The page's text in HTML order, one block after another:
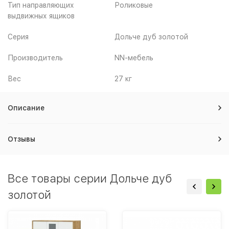
Тип направляющих
выдвижных ящиков
Роликовые
Серия Дольче дуб золотой
Производитель NN-мебель
Вес 27 кг
Описание
Отзывы
Все товары серии Дольче дуб
золотой